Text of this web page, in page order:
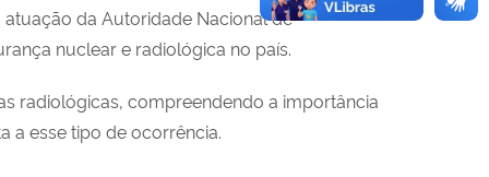
da Autoridade Nacional de
nuclear e radiológica no país.
radiológicas, compreendendo a importância
a esse tipo de ocorrência.